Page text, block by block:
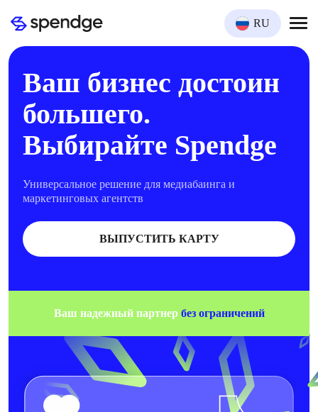
RU
Ваш бизнес достоин
большего.
Выбирайте Spendge
Универсальное решение для медиабаинга и
маркетинговых агентств
ВЫПУСТИТЬ КАРТУ
Ваш надежный партнер без ограничений